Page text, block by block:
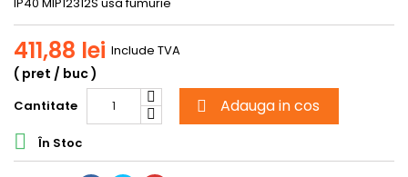
411,88 lei
( pret / buc )
Include TVA
Cantitate  Adauga in cos
 În Stoc